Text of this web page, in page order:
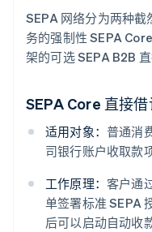
SEPA 网络分为两种
务的强制性 SEPA
架的可选 SEPA B2B 直
SEPA Core 直接借
适用对象： 普通消
司银行账户收取款
工作原理： 客户通
单签署标准 SEPA
后可以启动自动收